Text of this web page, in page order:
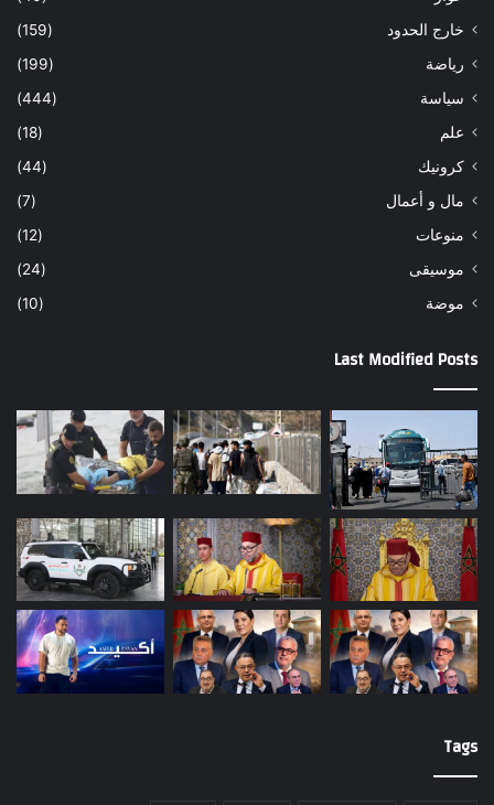
خارج الحدود
(159)
رياضة
(199)
سياسة
(444)
علم
(18)
كرونيك
(44)
مال و أعمال
(7)
منوعات
(12)
موسيقى
(24)
موضة
(10)
Last Modified Posts
Tags